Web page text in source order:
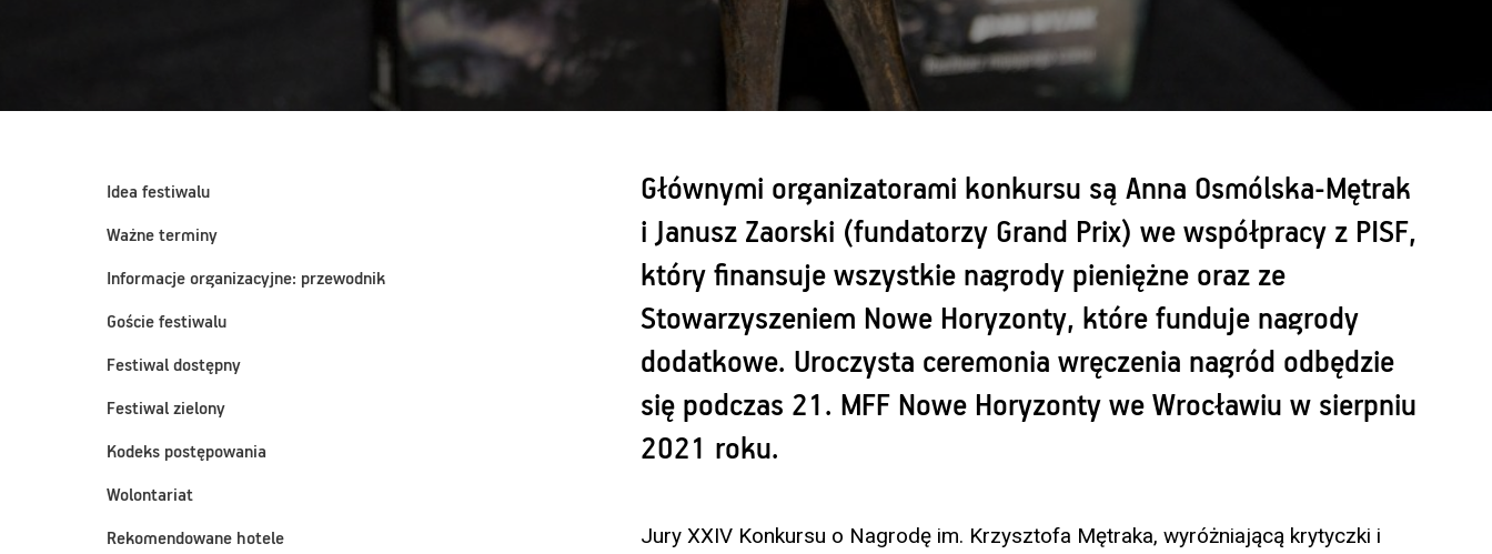
Idea festiwalu
Ważne terminy
Informacje organizacyjne: przewodnik
Goście festiwalu
Festiwal dostępny
Festiwal zielony
Kodeks postępowania
Wolontariat
Rekomendowane hotele
Głównymi organizatorami konkursu są Anna Osmólska-Mętrak
i Janusz Zaorski (fundatorzy Grand Prix) we współpracy z PISF,
który finansuje wszystkie nagrody pieniężne oraz ze
Stowarzyszeniem Nowe Horyzonty, które funduje nagrody
dodatkowe. Uroczysta ceremonia wręczenia nagród odbędzie
się podczas 21. MFF Nowe Horyzonty we Wrocławiu w sierpniu
2021 roku.
Jury XXIV Konkursu o Nagrodę im. Krzysztofa Mętraka, wyróżniającą krytyczki i